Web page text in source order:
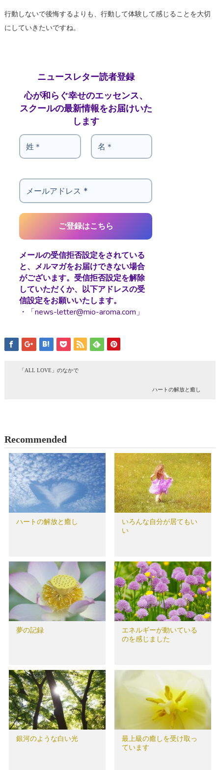
行動しないで後悔するよりも、行動して体験して感じることを大切
にしていきたいですね。
ニュースレター読者登録
心が和らぐ幸せのエッセンス、
スクールの最新情報をお届けいた
します
メールの受信拒否設定をされている
と、メルマガをお届けできない場合
がございます。受信拒否設定を解除
していただくか、以下アドレスの受
信設定をお願いいたします。
・「news-letter@mio-aroma.com」
「ALL LOVE」のなかで
ハートの解放と癒し
Recommended
ハートの解放と癒し
いろんな自分が居てもい
い
夢の記録
エネルギーが動いている
のを感じました
銀河のような白い光
最上級の癒しを受け取っ
ています